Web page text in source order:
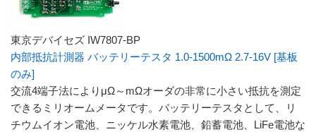
東京デバイセズ IW7807-BP
内部抵抗計測器 バッテリーテスタ 1.0-1500mΩ 2.7-16V [基板
のみ]
交流4端子法によりμΩ～mΩオーダの非常に小さい抵抗を測定
できるミリオームメータです。バッテリーテスタとして、リ
チウムイオン電池、ニッケル水素電池、鉛蓄電池、LiFe電池な